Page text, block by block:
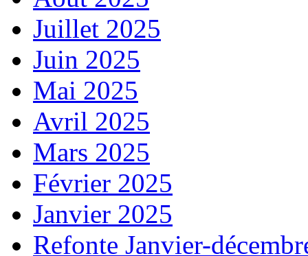
Juillet 2025
Juin 2025
Mai 2025
Avril 2025
Mars 2025
Février 2025
Janvier 2025
Refonte Janvier-